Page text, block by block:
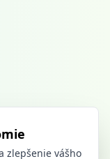
zlepšenie vášho